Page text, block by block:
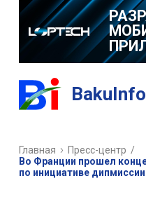
Главная Пресс-центр /
Во Франции прошел
по инициативе